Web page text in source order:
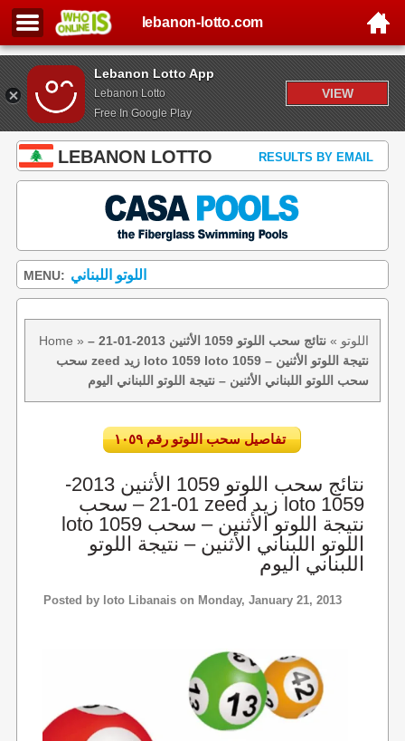
Lebanon Lotto App
Lebanon Lotto
Free In Google Play
VIEW
lebanon-lotto.com
LEBANON LOTTO RESULTS BY EMAIL
MENU: اللوتو اللبناني
Home » اللوتو »
نتائج سحب اللوتو 1059 الأثنين 2013-01-21 –
سحب zeed زيد loto 1059 loto 1059 نتيجة اللوتو الأثنين –
سحب اللوتو اللبناني الأثنين – نتيجة اللوتو اللبناني اليوم
تفاصيل سحب اللوتو رقم ١٠٥٩
نتائج سحب اللوتو 1059 الأثنين 2013-
01-21 – سحب zeed زيد loto 1059
loto 1059 نتيجة اللوتو الأثنين – سحب
اللوتو اللبناني الأثنين – نتيجة اللوتو
اللبناني اليوم
Posted by loto Libanaison Monday, January 21, 2013